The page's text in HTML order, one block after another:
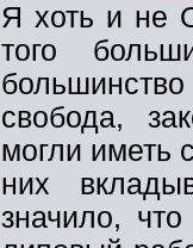
Я хоть и не
того
большинство
свобода,
могли иметь
них
значило,